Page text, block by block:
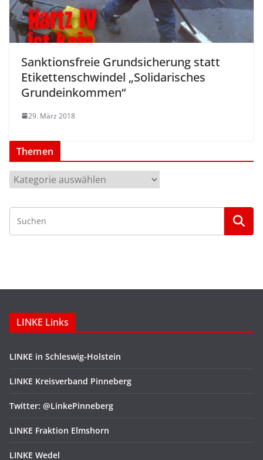
Sanktionsfreie Grundsicherung statt
Etikettenschwindel „Solidarisches
Grundeinkommen“
29. März 2018
Themen
h
e
e
LINKE Links
LINKE in Schleswig-Holstein
LINKE Kreisverband Pinneberg
Twitter: @LinkePinneberg
LINKE Fraktion Elmshorn
LINKE Wedel